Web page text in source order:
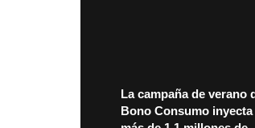
La campaña de verano
Bono Consumo inyecta